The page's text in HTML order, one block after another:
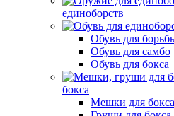
единоборств
Обувь для
Обувь для самбо
Обувь для бокса
бокса
Мешки для